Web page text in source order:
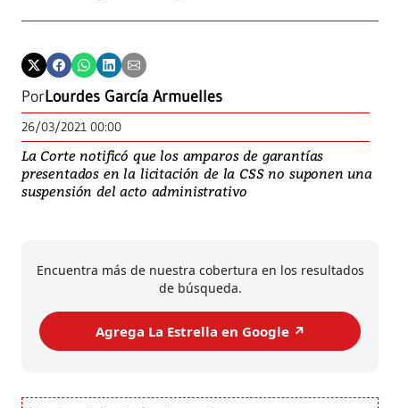
PorLourdes García Armuelles
26/03/2021 00:00
La Corte notificó que los amparos de garantías
presentados en la licitación de la CSS no suponen una
suspensión del acto administrativo
Encuentra más de nuestra cobertura en los resultados
de búsqueda.
Agrega La Estrella en Google ↗️